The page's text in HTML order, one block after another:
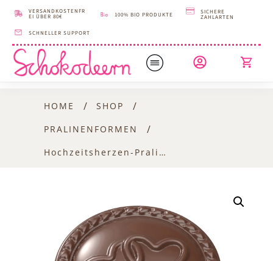
VERSANDKOSTENFR
EI ÜBER 80€ 100% BIO PRODUKTE SICHERE
ZAHLARTEN
SCHNELLER SUPPORT
HOME / SHOP /
PRALINENFORMEN /
Hochzeitsherzen-Pralinenform